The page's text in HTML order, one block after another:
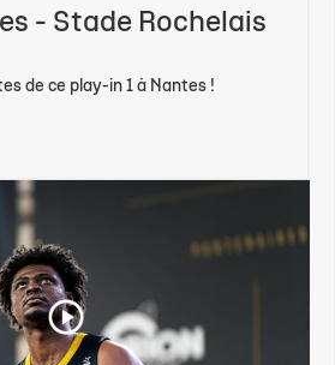
- Stade Rochelais
de ce play-in 1 à Nantes !